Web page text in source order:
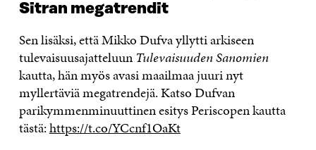
Sitran megatrendit
Sen lisäksi, että Mikko Dufva yllytti arkiseen
tulevaisuusajatteluunTulevaisuuden Sanomien
kautta, hän myös avasi maailmaa juuri nyt
myllertäviä megatrendejä. Katso Dufvan
parikymmenminuuttinen esitys Periscopen kautta
tästä:https://t.co/YCcnf1OaKt